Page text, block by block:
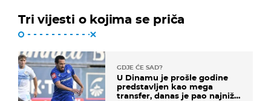
Tri vijesti o kojima se priča
GDJE ĆE SAD?
U Dinamu je prošle godine
predstavljen kao mega
transfer, danas je pao najniže